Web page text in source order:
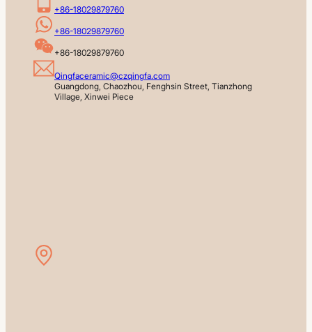
+86-18029879760
+86-18029879760
+86-18029879760
Qingfaceramic@czqingfa.com
Guangdong, Chaozhou, Fenghsin Street, Tianzhong
Village, Xinwei Piece